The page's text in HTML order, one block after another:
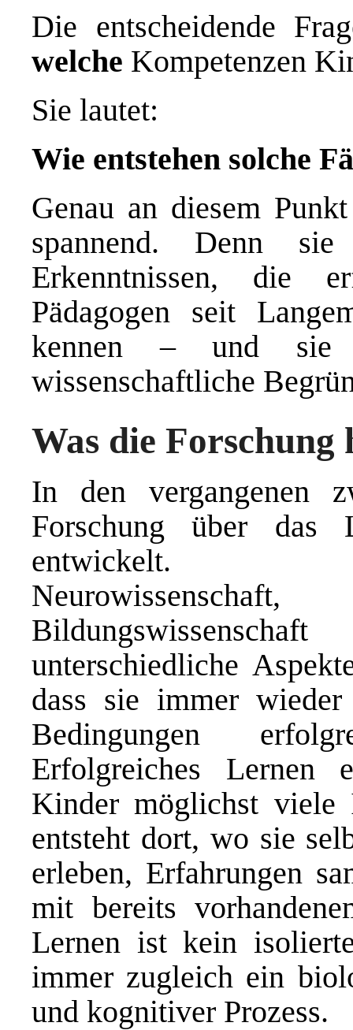
Die entscheidende
welche Kompetenzen
Sie lautet:
Wie entstehen solche
Genau an diesem
spannend. Denn
Erkenntnissen, die
Pädagogen seit
kennen – und sie
wissenschaftliche
Was die Forschung
In den vergangenen
Forschung über das
entwickelt.
unterschiedliche
dass sie immer wieder
Bedingungen
Erfolgreiches Lernen
Kinder möglichst viele
entsteht dort, wo sie
erleben, Erfahrungen
mit bereits
Lernen ist kein
immer zugleich ein
und kognitiver Prozess.